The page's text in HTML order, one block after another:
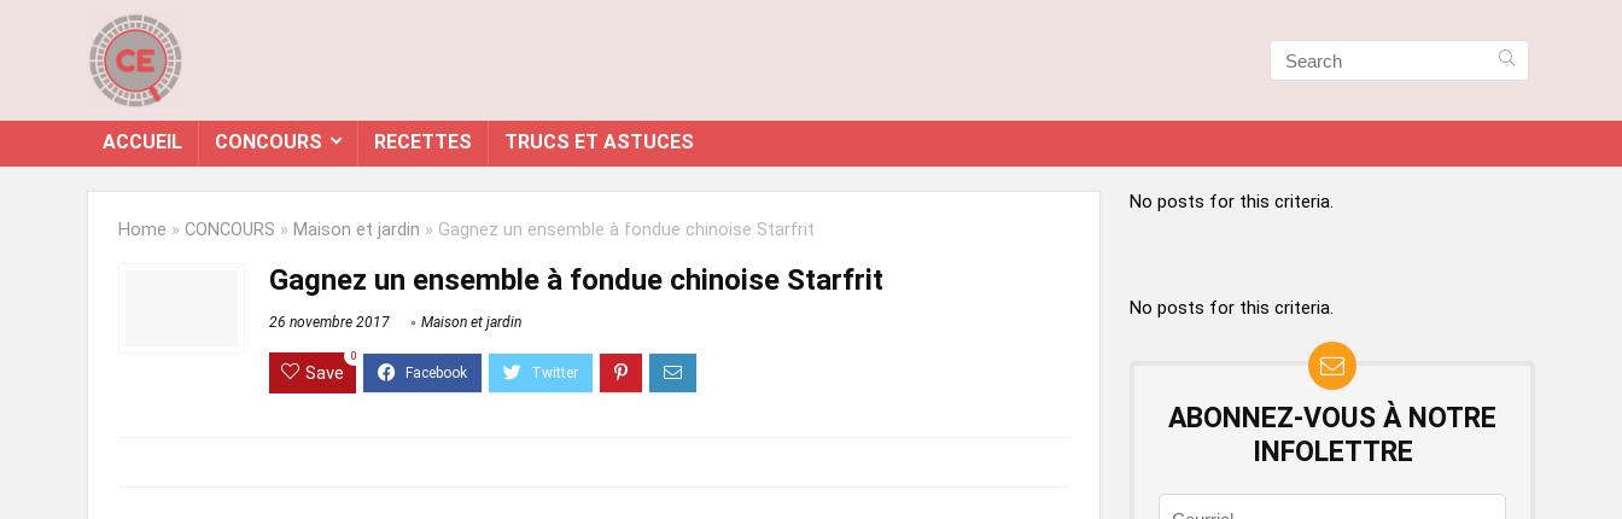
ACCUEIL CONCOURS RECETTES TRUCS ET ASTUCES
Home » CONCOURS » Maison et jardin » Gagnez un ensemble à fondue chinoise Starfrit
Gagnez un ensemble à fondue chinoise Starfrit
26 novembre 2017 Maison et jardin
Save
0
No posts for this criteria.
No posts for this criteria.
ABONNEZ-VOUS À NOTRE
INFOLETTRE